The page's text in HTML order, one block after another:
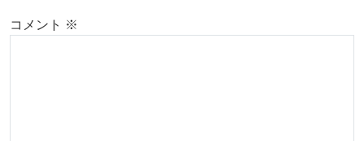
コメント ※